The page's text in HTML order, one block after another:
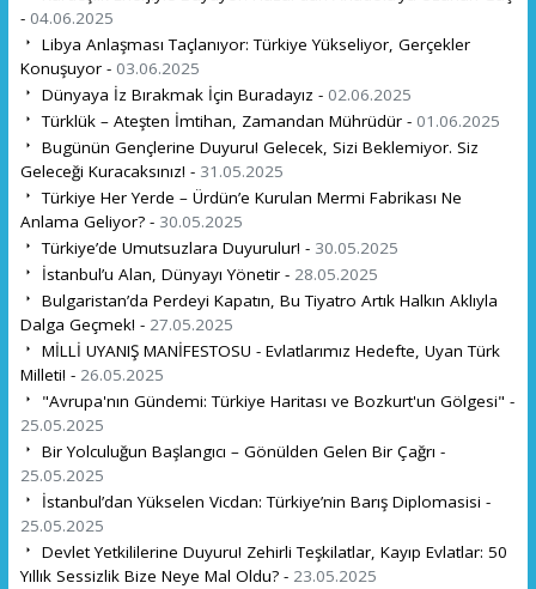
- 04.06.2025
Libya Anlaşması Taçlanıyor: Türkiye Yükseliyor, Gerçekler
Konuşuyor - 03.06.2025
Dünyaya İz Bırakmak İçin Buradayız - 02.06.2025
Türklük – Ateşten İmtihan, Zamandan Mührüdür - 01.06.2025
Bugünün Gençlerine Duyuru! Gelecek, Sizi Beklemiyor. Siz
Geleceği Kuracaksınız! - 31.05.2025
Türkiye Her Yerde – Ürdün’e Kurulan Mermi Fabrikası Ne
Anlama Geliyor? - 30.05.2025
Türkiye’de Umutsuzlara Duyurulur! - 30.05.2025
İstanbul’u Alan, Dünyayı Yönetir - 28.05.2025
Bulgaristan’da Perdeyi Kapatın, Bu Tiyatro Artık Halkın Aklıyla
Dalga Geçmek! - 27.05.2025
MİLLİ UYANIŞ MANİFESTOSU - Evlatlarımız Hedefte, Uyan Türk
Milleti! - 26.05.2025
"Avrupa'nın Gündemi: Türkiye Haritası ve Bozkurt'un Gölgesi" -
25.05.2025
Bir Yolculuğun Başlangıcı – Gönülden Gelen Bir Çağrı -
25.05.2025
İstanbul’dan Yükselen Vicdan: Türkiye’nin Barış Diplomasisi -
25.05.2025
Devlet Yetkililerine Duyuru! Zehirli Teşkilatlar, Kayıp Evlatlar: 50
Yıllık Sessizlik Bize Neye Mal Oldu? - 23.05.2025